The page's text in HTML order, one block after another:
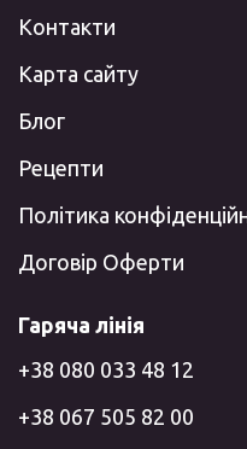
Контакти
Карта сайту
Блог
Рецепти
Політика
Договір Оферти
Гаряча лінія
+38 080 033 48 12
+38 067 505 82 00